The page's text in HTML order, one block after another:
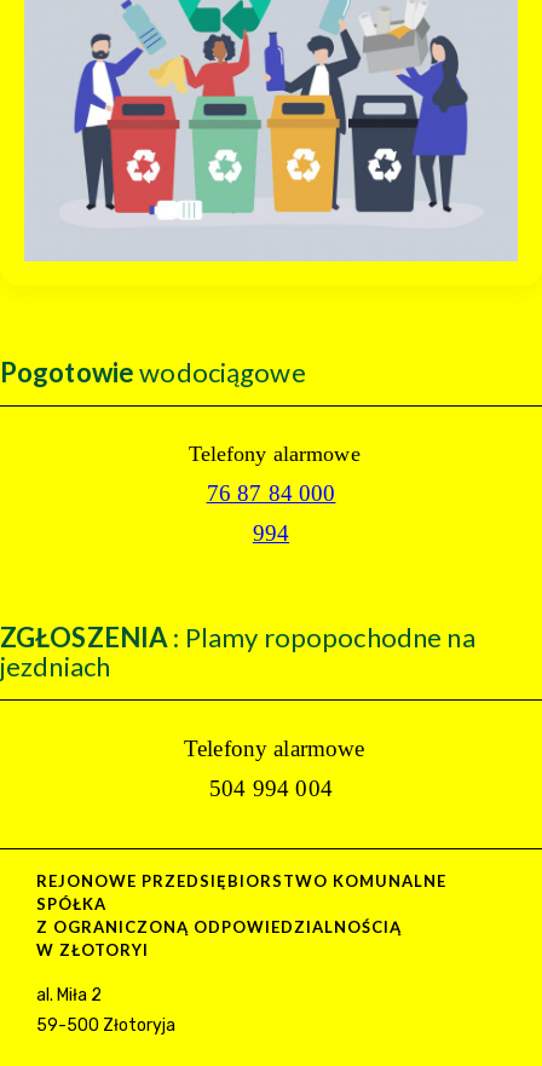
Pogotowiewodociągowe
Telefony alarmowe
76 87 84 000
994
ZGŁOSZENIA : Plamy ropopochodne na
jezdniach
Telefony alarmowe
504 994 004
REJONOWE PRZEDSIĘBIORSTWO KOMUNALNE
SPÓŁKA
Z OGRANICZONĄ ODPOWIEDZIALNOŚCIĄ
W ZŁOTORYI
al. Miła 2
59-500 Złotoryja